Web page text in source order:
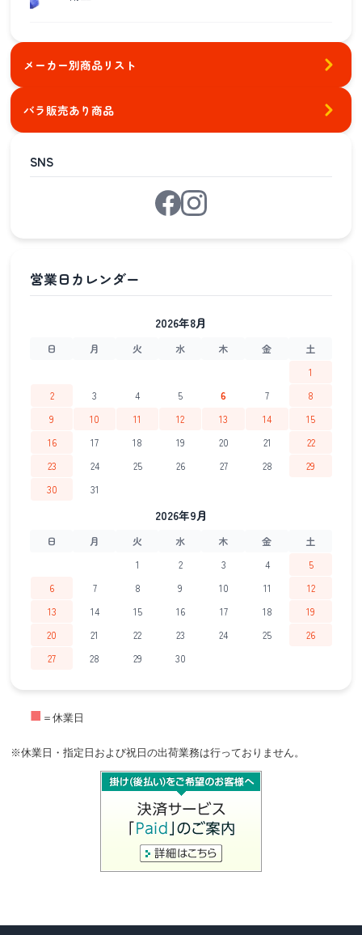
メーカー別商品リスト
バラ販売あり商品
SNS
2026年8月
日 月 火 水 木 金
土
1
2
3 4 5 6 7
8
9
10 11 12 13 14
15
16
17 18 19 20 21
22
23
24 25 26 27 28
29
30
31
2026年9月
日 月 火 水 木 金
土
1
2 3 4
5
6
7 8 9 10 11
12
13
14 15 16 17 18
19
20
21 22 23 24 25
26
27
28 29 30
■ ＝休業日
※休業日・指定日および祝日の出荷業務は行っておりません。